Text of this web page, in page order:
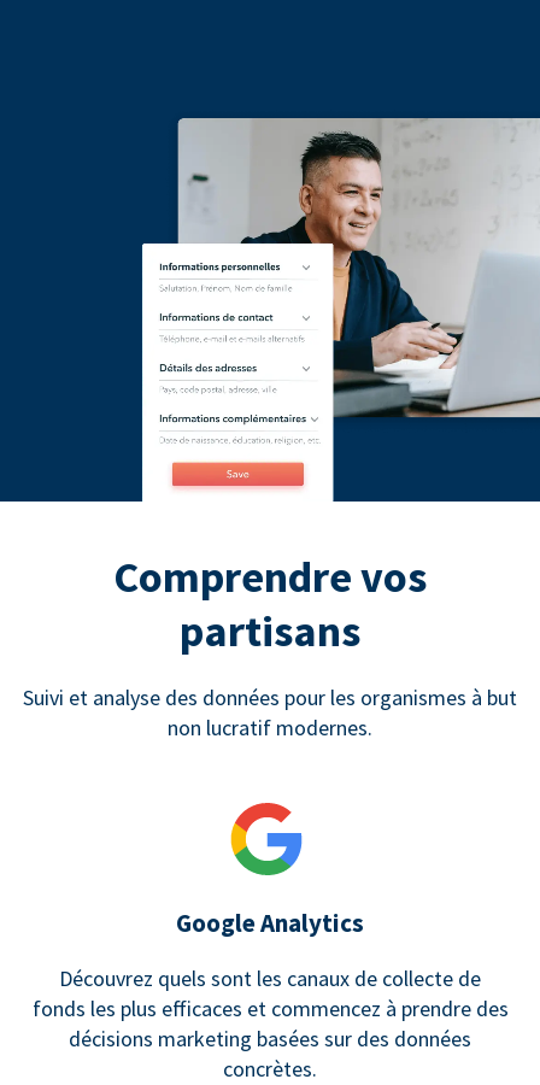
Comprendre vos
partisans
Suivi et analyse des données pour les organismes à but
non lucratif modernes.
Google Analytics
Découvrez quels sont les canaux de collecte de
fonds les plus efficaces et commencez à prendre des
décisions marketing basées sur des données
concrètes.